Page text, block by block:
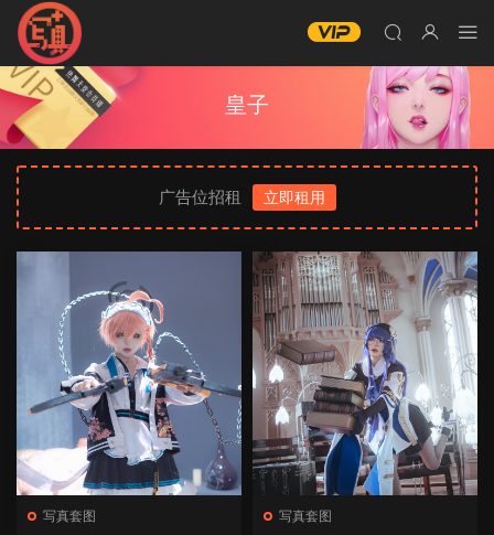
皇子
广告位招租 立即租用
写真套图 写真套图